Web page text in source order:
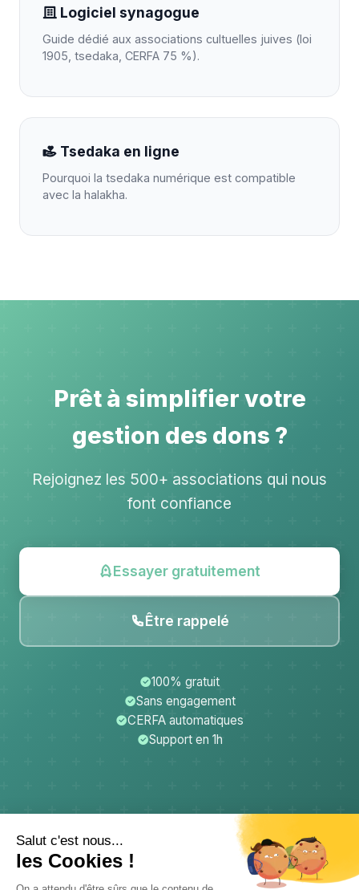
Logiciel synagogue
Guide dédié aux associations cultuelles juives (loi
1905, tsedaka, CERFA 75 %).
Tsedaka en ligne
Pourquoi la tsedaka numérique est compatible
avec la halakha.
Prêt à simplifier votre
gestion des dons ?
Rejoignez les 500+ associations qui nous
font confiance
Essayer gratuitement
Être rappelé
100% gratuit
Sans engagement
CERFA automatiques
Support en 1h
CerfApp